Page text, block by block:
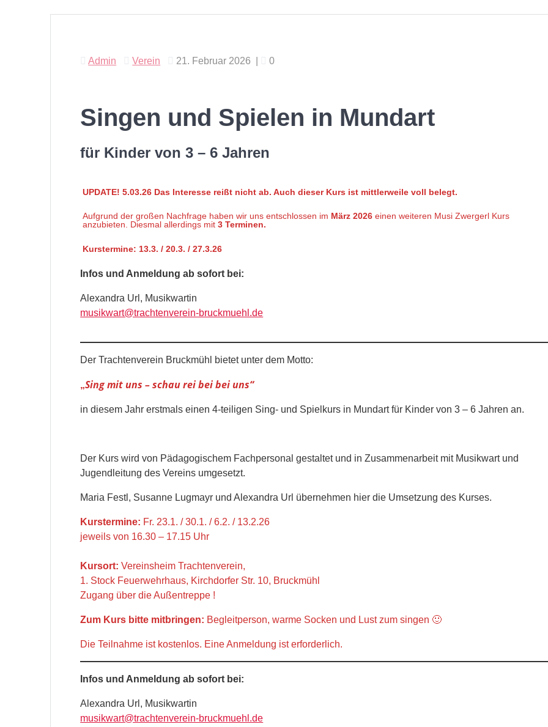
Admin Verein 21. Februar 2026 0
Singen und Spielen in Mundart
für Kinder von 3 – 6 Jahren
UPDATE! 5.03.26 Das Interesse reißt nicht ab. Auch dieser Kurs ist mittlerweile voll belegt.
Aufgrund der großen Nachfrage haben wir uns entschlossen im März 2026 einen weiteren Musi Zwergerl Kurs
anzubieten. Diesmal allerdings mit3 Terminen.
Kurstermine: 13.3. / 20.3. / 27.3.26
Infos und Anmeldung ab sofort bei:
Alexandra Url, Musikwartin
musikwart@trachtenverein-bruckmuehl.de
Der Trachtenverein Bruckmühl bietet unter dem Motto:
„Sing mit uns – schau rei bei bei uns“
in diesem Jahr erstmals einen 4-teiligen Sing- und Spielkurs in Mundart für Kinder von 3 – 6 Jahren an.
Der Kurs wird von Pädagogischem Fachpersonal gestaltet und in Zusammenarbeit mit Musikwart und
Jugendleitung des Vereins umgesetzt.
Maria Festl, Susanne Lugmayr und Alexandra Url übernehmen hier die Umsetzung des Kurses.
Kurstermine: Fr. 23.1. / 30.1. / 6.2. / 13.2.26
jeweils von 16.30 – 17.15 Uhr
Kursort:Vereinsheim Trachtenverein,
1. Stock Feuerwehrhaus, Kirchdorfer Str. 10, Bruckmühl
Zugang über die Außentreppe !
Zum Kurs bitte mitbringen: Begleitperson, warme Socken und Lust zum singen 🙂
Die Teilnahme ist kostenlos. Eine Anmeldung ist erforderlich.
Infos und Anmeldung ab sofort bei:
Alexandra Url, Musikwartin
musikwart@trachtenverein-bruckmuehl.de